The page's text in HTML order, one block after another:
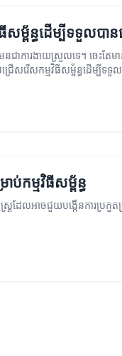
ធីសម្ព័ន្ធដើម្បីទទួល
ែនជាការងាយស្រួលទេ។ ចេះតែ
ជ្រើសរើសកម្មវិធីសម្ព័ន្ធដើម្
ប់កម្មវិធីសម្ព័ន្ធ
ត្រដែលអាចជួយបង្កើនការប្រកួតប្